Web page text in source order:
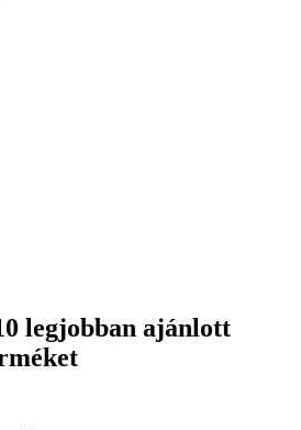
legjobban ajánlott